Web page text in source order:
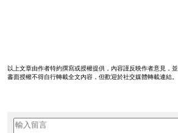
以上文章由作者特約撰寫或授權提供，內容謹反映作者意見，
書面授權不得自行轉載全文內容，但歡迎於社交媒體轉載連結。